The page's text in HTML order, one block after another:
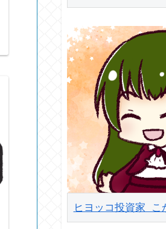
ヒヨッコ投資家 こ